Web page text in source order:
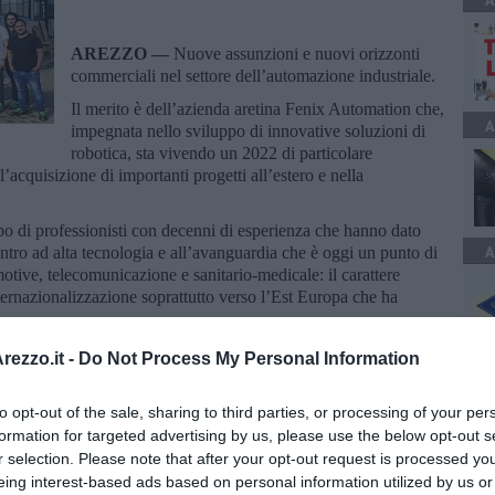
- Do Not Process My Personal Information
opt-out of the sale, sharing to third parties, or processing of your
for targeted advertising by us, please use the below opt-out
selection. Please note that after your opt-out request is processed
interest-based ads based on personal information utilized by us
AREZZO — Nuove assunzioni e nuovi orizzonti
commerciali nel settore dell’automazione industriale.
Il merito è dell’azienda aretina Fenix Automation che,
impegnata nello sviluppo di innovative soluzioni di
robotica, sta vivendo un 2022 di particolare
di importanti progetti all’estero e nella
di professionisti con decenni di esperienza che hanno dato
ad alta tecnologia e all’avanguardia che è oggi un punto di
telecomunicazione e sanitario-medicale: il carattere
soprattutto verso l’Est Europa che ha
iscriviti allaNewsletter QUInews - ToscanaMedia.
nella tua casella di posta.